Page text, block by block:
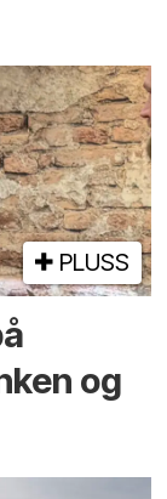
PLUSS
og